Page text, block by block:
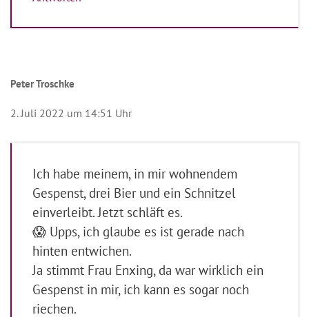
Peter Troschke
2. Juli 2022 um 14:51 Uhr
Ich habe meinem, in mir wohnendem
Gespenst, drei Bier und ein Schnitzel
einverleibt. Jetzt schläft es.
😱 Upps, ich glaube es ist gerade nach
hinten entwichen.
Ja stimmt Frau Enxing, da war wirklich ein
Gespenst in mir, ich kann es sogar noch
riechen.